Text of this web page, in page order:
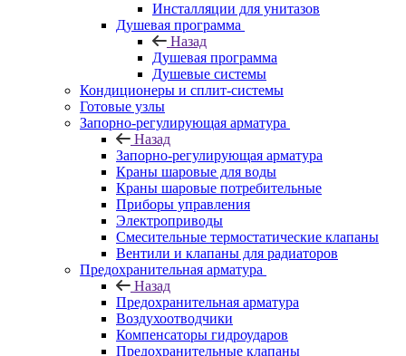
Инсталляции для унитазов
Душевая программа
Назад
Душевая программа
Душевые системы
Кондиционеры и сплит-системы
Готовые узлы
Запорно-регулирующая арматура
Назад
Запорно-регулирующая арматура
Краны шаровые для воды
Краны шаровые потребительные
Приборы управления
Электроприводы
Смесительные термостатические клапаны
Вентили и клапаны для радиаторов
Предохранительная арматура
Назад
Предохранительная арматура
Воздухоотводчики
Компенсаторы гидроударов
Предохранительные клапаны